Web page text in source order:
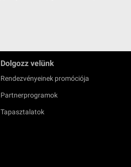
Dolgozz velünk
Rendezvényeinek promóciója
Partnerprogramok
Tapasztalatok